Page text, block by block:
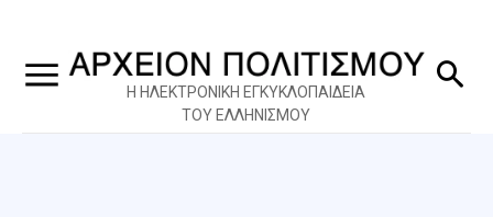
Η ΗΛΕΚΤΡΟΝΙΚΗ ΕΓΚΥΚΛΟΠΑΙΔΕΙΑ
ΤΟΥ ΕΛΛΗΝΙΣΜΟΥ